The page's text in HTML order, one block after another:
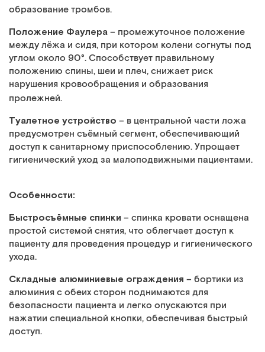
образование тромбов.
Положение Фаулера – промежуточное положение
между лёжа и сидя, при котором колени согнуты под
углом около 90°. Способствует правильному
положению спины, шеи и плеч, снижает риск
нарушения кровообращения и образования
пролежней.
Туалетное устройство – в центральной части ложа
предусмотрен съёмный сегмент, обеспечивающий
доступ к санитарному приспособлению. Упрощает
гигиенический уход за малоподвижными пациентами.
Особенности:
Быстросъёмные спинки – спинка кровати оснащена
простой системой снятия, что облегчает доступ к
пациенту для проведения процедур и гигиенического
ухода.
Складные алюминиевые ограждения – бортики из
алюминия с обеих сторон поднимаются для
безопасности пациента и легко опускаются при
нажатии специальной кнопки, обеспечивая быстрый
доступ.